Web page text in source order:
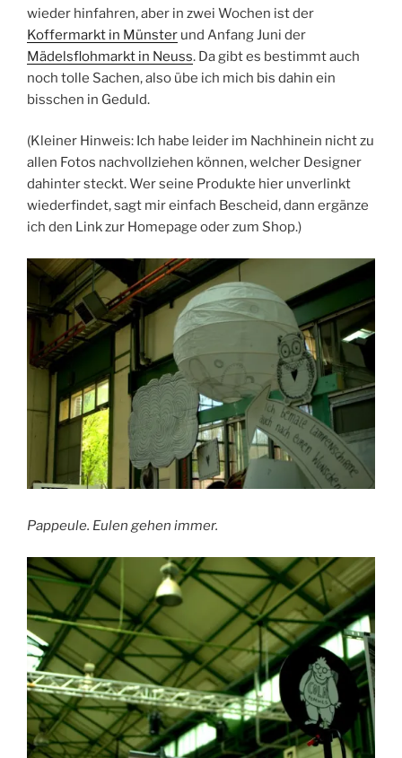
wieder hinfahren, aber in zwei Wochen ist der
Koffermarkt in Münster und Anfang Juni der
Mädelsflohmarkt in Neuss. Da gibt es bestimmt auch
noch tolle Sachen, also übe ich mich bis dahin ein
bisschen in Geduld.
(Kleiner Hinweis: Ich habe leider im Nachhinein nicht zu
allen Fotos nachvollziehen können, welcher Designer
dahinter steckt. Wer seine Produkte hier unverlinkt
wiederfindet, sagt mir einfach Bescheid, dann ergänze
ich den Link zur Homepage oder zum Shop.)
Pappeule. Eulen gehen immer.